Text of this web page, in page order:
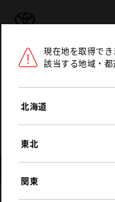
ラインアップ
現在地を取得でき
該当する地域・都
北海道
東北
関東
トヨタ認定中古車